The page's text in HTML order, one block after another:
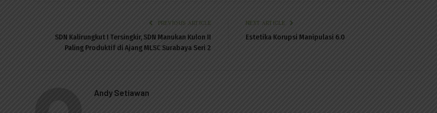
PREVIOUS ARTICLE
SDN Kalirungkut I Tersingkir, SDN Manukan Kulon II
Paling Produktif di Ajang MLSC Surabaya Seri 2
NEXT ARTICLE
Estetika Korupsi Manipulasi 6.0
Andy Setiawan